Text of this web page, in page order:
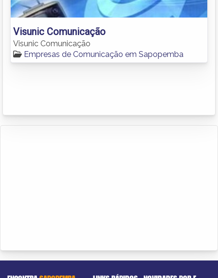
Visunic Comunicação
Visunic Comunicação
Empresas de Comunicação em Sapopemba